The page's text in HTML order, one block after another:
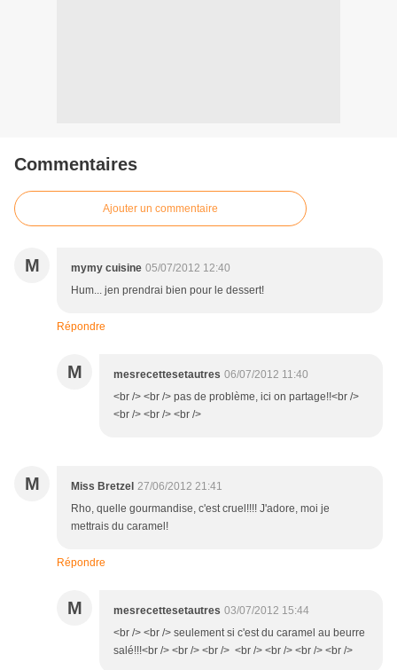
Commentaires
Ajouter un commentaire
M mymy cuisine 05/07/2012 12:40
Hum... jen prendrai bien pour le dessert!
Répondre
M mesrecettesetautres 06/07/2012 11:40
<br /> <br /> pas de problème, ici on partage!!<br />
<br /> <br /> <br />
M Miss Bretzel 27/06/2012 21:41
Rho, quelle gourmandise, c'est cruel!!!! J'adore, moi je
mettrais du caramel!
Répondre
M mesrecettesetautres 03/07/2012 15:44
<br /> <br /> seulement si c'est du caramel au beurre
salé!!!<br /> <br /> <br /> <br /> <br /> <br /> <br />